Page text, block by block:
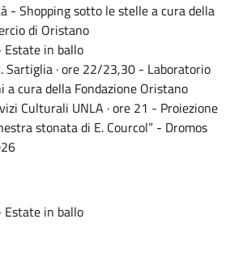
- Shopping sotto le stelle a cura della
di Oristano
in ballo
Sartiglia · ore 22/23,30 - Laboratorio
a cura della Fondazione Oristano
Culturali UNLA · ore 21 - Proiezione
stonata di E. Courcol” - Dromos
in ballo